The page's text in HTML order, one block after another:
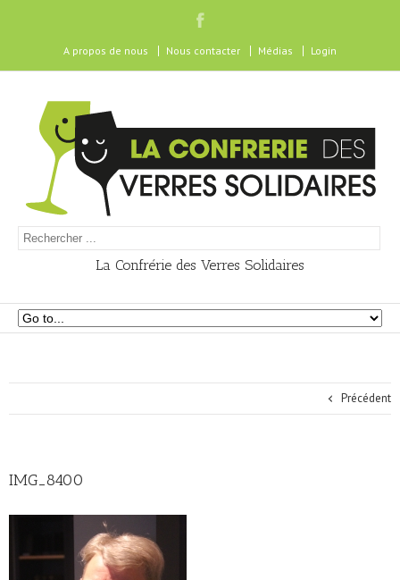
A propos de nous Nous contacter Médias Login
La Confrérie des Verres Solidaires
Précédent
IMG_8400